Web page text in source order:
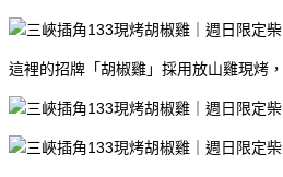
這裡的招牌「胡椒雞」採用放山雞現烤